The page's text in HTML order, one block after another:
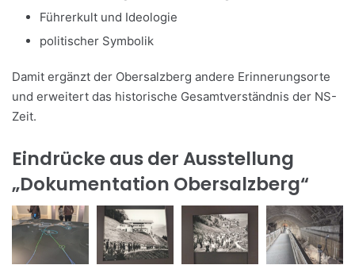
Führerkult und Ideologie
politischer Symbolik
Damit ergänzt der Obersalzberg andere Erinnerungsorte
und erweitert das historische Gesamtverständnis der NS-
Zeit.
Eindrücke aus der Ausstellung
„Dokumentation Obersalzberg“